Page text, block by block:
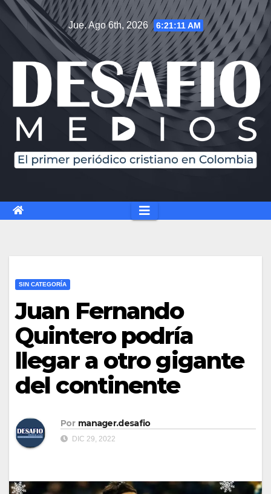
Jue. Ago 6th, 2026 6:21:12 AM
SIN CATEGORÍA
Juan Fernando
Quintero podría
llegar a otro gigante
del continente
Por manager.desafio
DIC 29, 2022